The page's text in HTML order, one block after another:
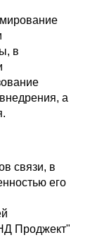
в
а
связи, в
его
Проджект"